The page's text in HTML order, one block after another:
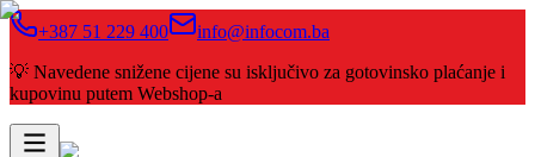
+387 51 229 400
info@infocom.ba
💡 Navedene snižene cijene su isključivo za gotovinsko plaćanje i
kupovinu putem Webshop-a